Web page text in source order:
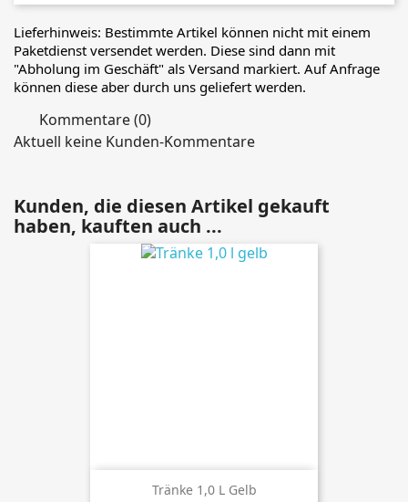
Lieferhinweis: Bestimmte Artikel können nicht mit einem
Paketdienst versendet werden. Diese sind dann mit
"Abholung im Geschäft" als Versand markiert. Auf Anfrage
können diese aber durch uns geliefert werden.
Kommentare (0)
Aktuell keine Kunden-Kommentare
Kunden, die diesen Artikel gekauft
haben, kauften auch ...
Tränke 1,0 L Gelb